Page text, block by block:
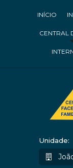
INÍCIO
CENTRAL
Unidade: